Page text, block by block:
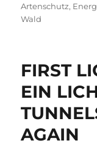
Artenschutz,
Wald
FIRST
EIN
AGAIN